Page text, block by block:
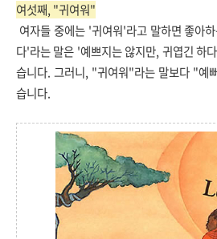
여섯째, "귀여워"
여자들 중에는 '귀여워'라고 말하면 좋아
다'라는 말은 '예쁘지는 않지만, 귀엽긴 하
습니다. 그러니, "귀여워"라는 말보다 "예
습니다.